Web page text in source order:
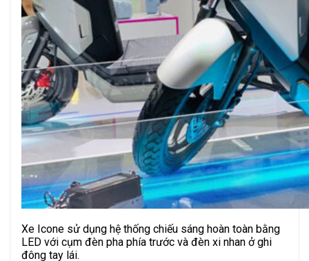
Xe Icone sử dụng hệ thống chiếu sáng hoàn toàn bằng
LED với cụm đèn pha phía trước và đèn xi nhan ở ghi
đông tay lái.